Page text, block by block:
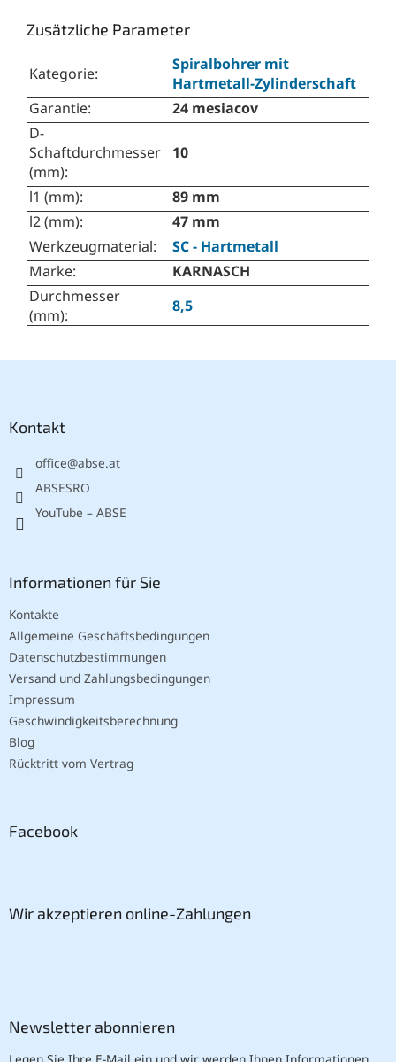
Zusätzliche Parameter
Kategorie:
Spiralbohrer mit
Hartmetall-Zylinderschaft
Garantie:
24 mesiacov
D-
Schaftdurchmesser
(mm):
10
l1 (mm):
89 mm
l2 (mm):
47 mm
Werkzeugmaterial:
SC - Hartmetall
Marke:
KARNASCH
Durchmesser
(mm): 8,5
Kontakt
office@abse.at
ABSESRO
YouTube – ABSE
Informationen für Sie
Kontakte
Allgemeine Geschäftsbedingungen
Datenschutzbestimmungen
Versand und Zahlungsbedingungen
Impressum
Geschwindigkeitsberechnung
Blog
Rücktritt vom Vertrag
Facebook
Wir akzeptieren online-Zahlungen
Newsletter abonnieren